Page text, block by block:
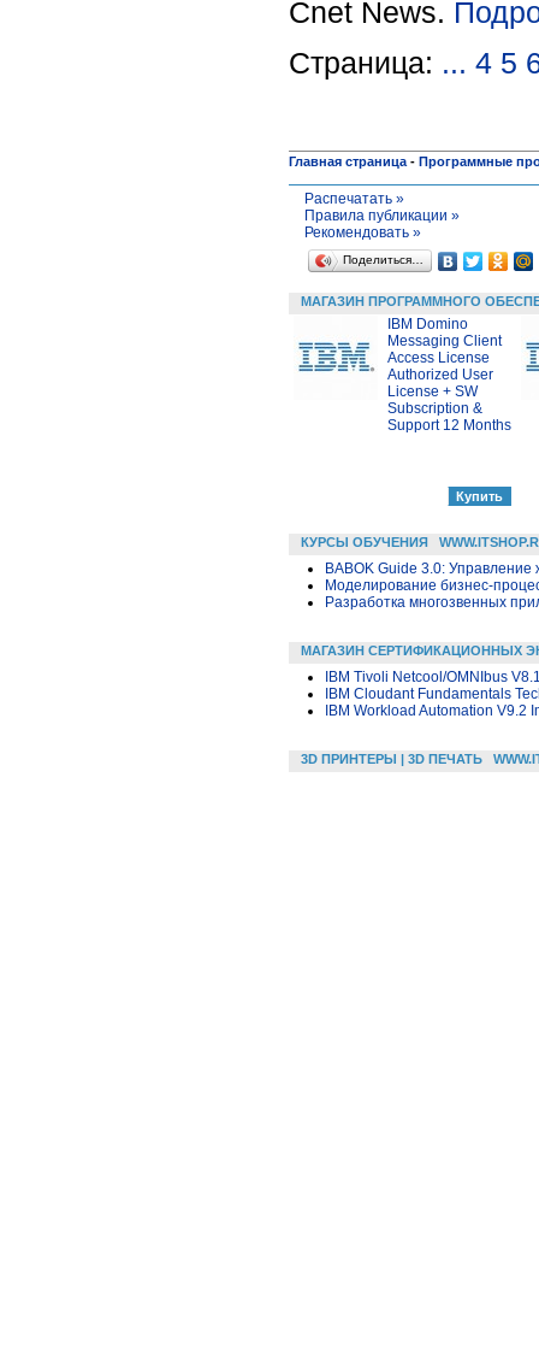
Cnet News.
Страница: ... 4 5
Главная страница - Программные
Распечатать »
Правила публикации »
Рекомендовать »
Поделиться…
МАГАЗИН ПРОГРАММНОГО
IBM Domino
Messaging Client
Access License
Authorized User
License + SW
Subscription &
Support 12 Months
КУРСЫ ОБУЧЕНИЯ
BABOK Guide 3.0:
Моделирование бизнес-
Разработка многозвенных
МАГАЗИН СЕРТИФИКАЦИОННЫХ
IBM Tivoli Netcool/OMNIbus
IBM Cloudant Fundamentals
IBM Workload Automation V9.2
3D ПРИНТЕРЫ | 3D ПЕЧАТЬ